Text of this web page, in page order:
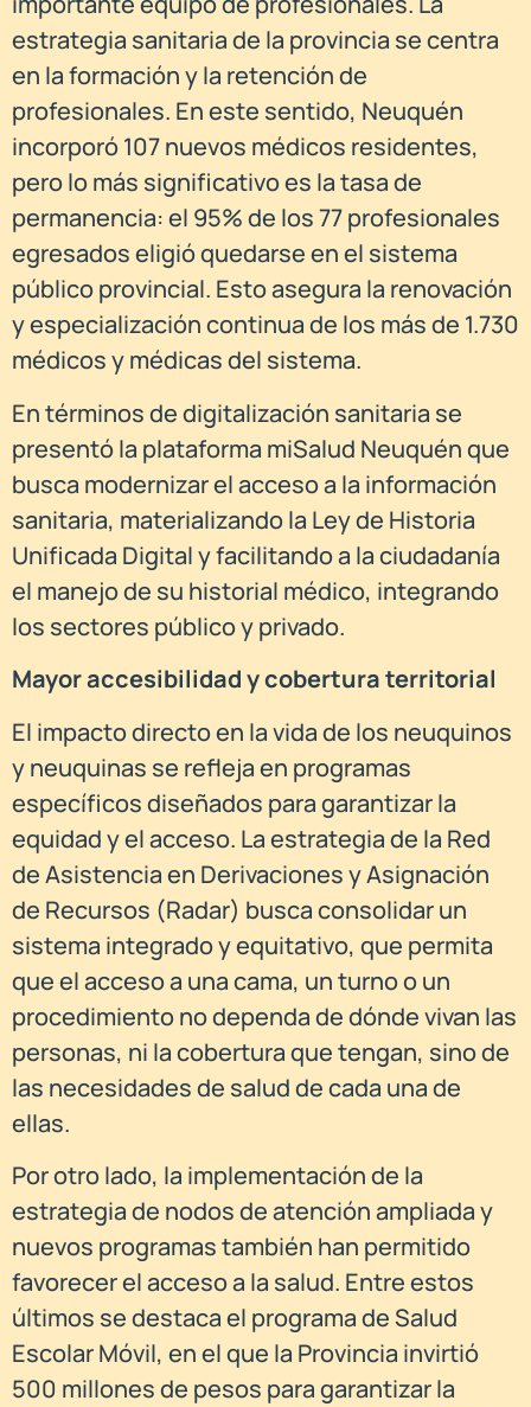
estrategia sanitaria de la provincia se centra
en la formación y la retención de
profesionales. En este sentido, Neuquén
incorporó 107 nuevos médicos residentes,
pero lo más significativo es la tasa de
permanencia: el 95% de los 77 profesionales
egresados eligió quedarse en el sistema
público provincial. Esto asegura la renovación
y especialización continua de los más de 1.730
médicos y médicas del sistema.
En términos de digitalización sanitaria se
presentó la plataforma miSalud Neuquén que
busca modernizar el acceso a la información
sanitaria, materializando la Ley de Historia
Unificada Digital y facilitando a la ciudadanía
el manejo de su historial médico, integrando
los sectores público y privado.
Mayor accesibilidad y cobertura territorial
El impacto directo en la vida de los neuquinos
y neuquinas se refleja en programas
específicos diseñados para garantizar la
equidad y el acceso. La estrategia de la Red
de Asistencia en Derivaciones y Asignación
de Recursos (Radar) busca consolidar un
sistema integrado y equitativo, que permita
que el acceso a una cama, un turno o un
procedimiento no dependa de dónde vivan las
personas, ni la cobertura que tengan, sino de
las necesidades de salud de cada una de
ellas.
Por otro lado, la implementación de la
estrategia de nodos de atención ampliada y
nuevos programas también han permitido
favorecer el acceso a la salud. Entre estos
últimos se destaca el programa de Salud
Escolar Móvil, en el que la Provincia invirtió
500 millones de pesos para garantizar la